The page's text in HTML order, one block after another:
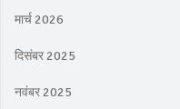
मार्च 2026
दिसंबर 2025
नवंबर 2025